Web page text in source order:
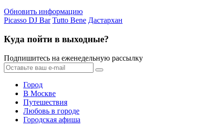
Обновить информацию
Picasso DJ Bar Tutto Bene Дастархан
Куда пойти в выходные?
Подпишитесь на еженедельную рассылку
Город
В Москве
Путешествия
Любовь в городе
Городская афиша